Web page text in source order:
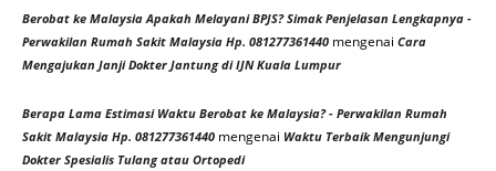
Berobat ke Malaysia Apakah Melayani BPJS? Simak Penjelasan Lengkapnya -
Perwakilan Rumah Sakit Malaysia Hp. 081277361440 mengenai Cara
Mengajukan Janji Dokter Jantung di IJN Kuala Lumpur
Berapa Lama Estimasi Waktu Berobat ke Malaysia? - Perwakilan Rumah
Sakit Malaysia Hp. 081277361440 mengenai Waktu Terbaik Mengunjungi
Dokter Spesialis Tulang atau Ortopedi